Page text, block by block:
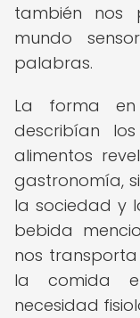
también nos
mundo
palabras.
La forma
describían
alimentos
gastronomía,
la sociedad y
bebida
nos
la comida
necesidad